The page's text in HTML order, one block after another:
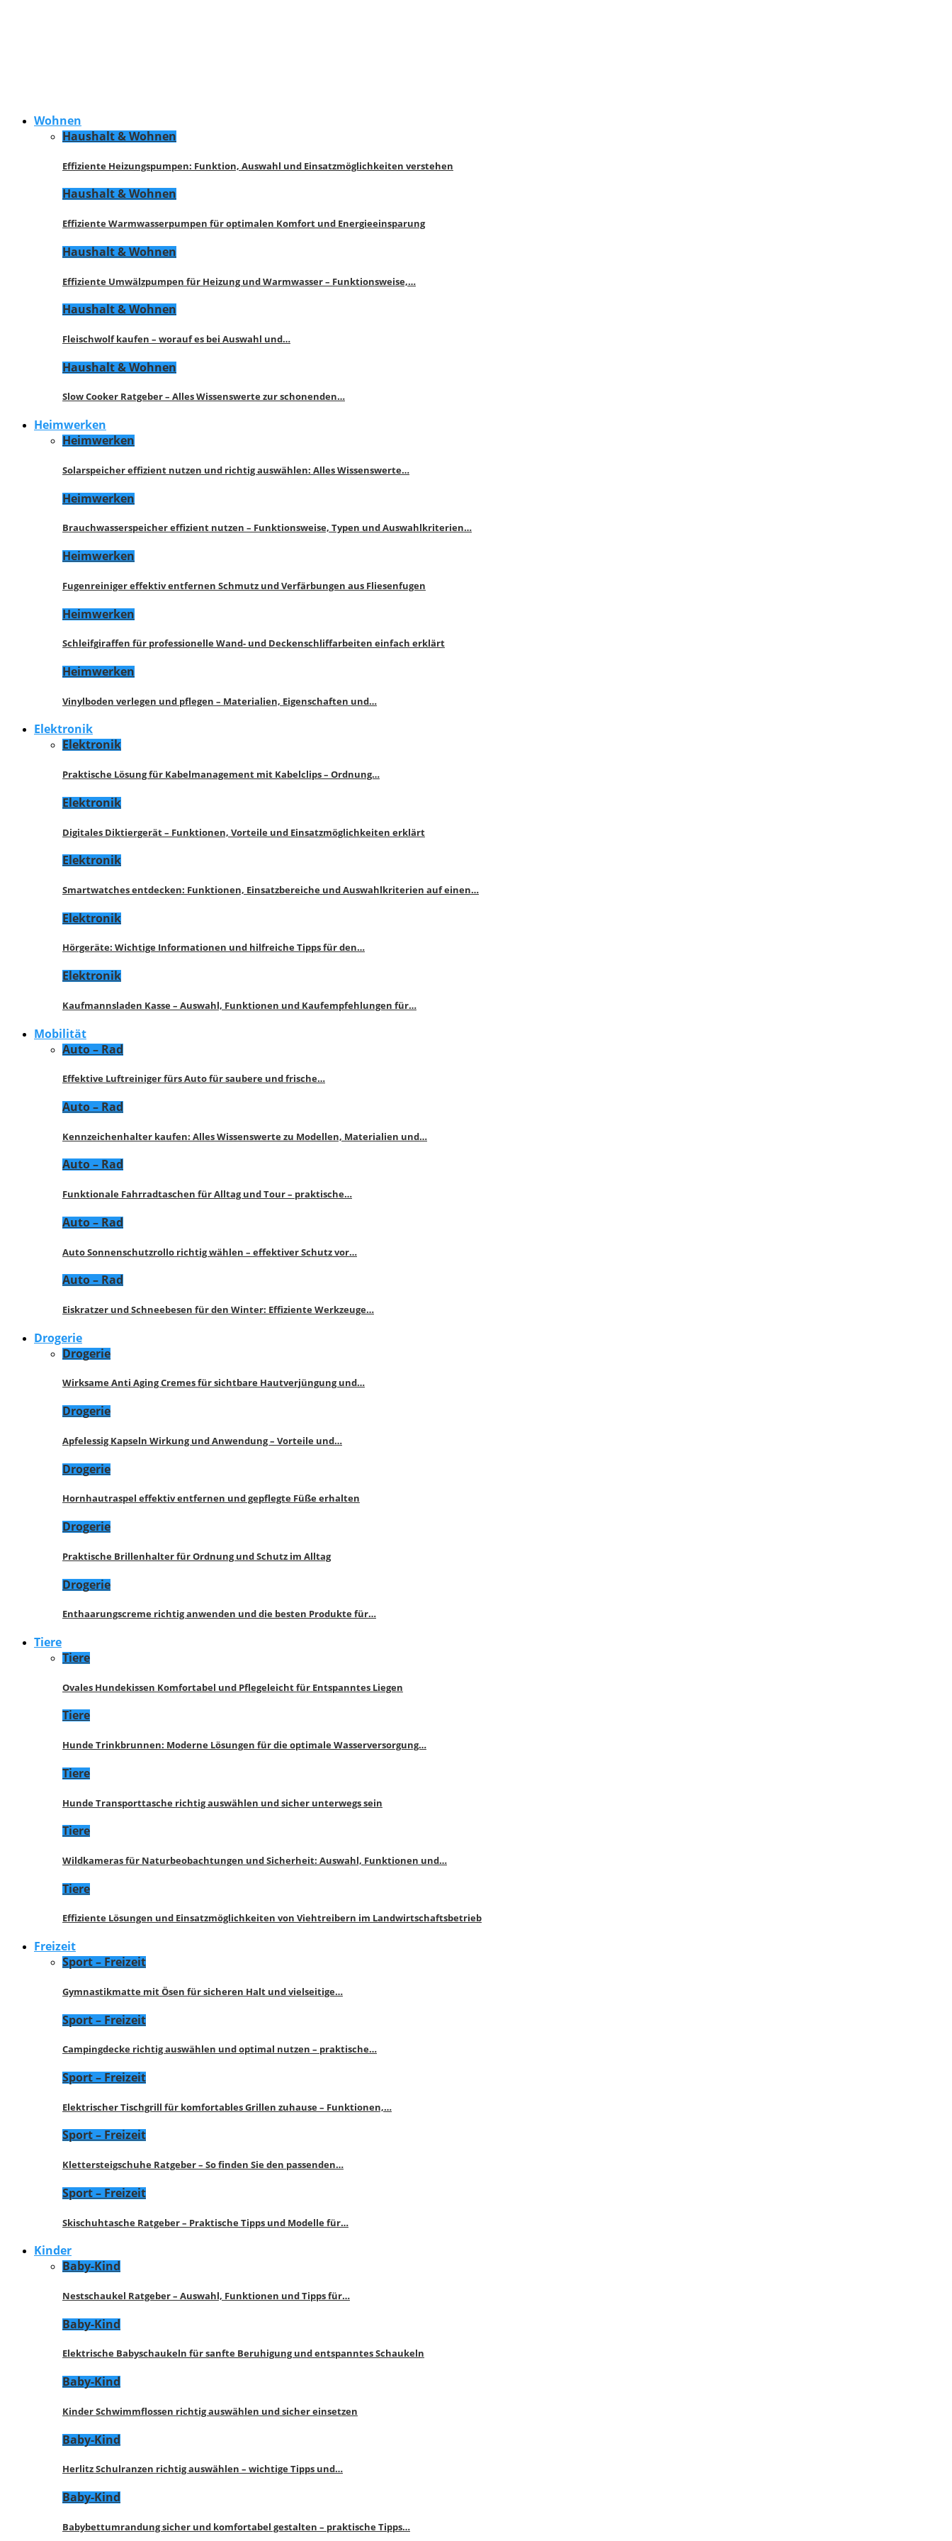
Wohnen
Haushalt & Wohnen
Effiziente Heizungspumpen: Funktion, Auswahl und Einsatzmöglichkeiten verstehen
Haushalt & Wohnen
Effiziente Warmwasserpumpen für optimalen Komfort und Energieeinsparung
Haushalt & Wohnen
Effiziente Umwälzpumpen für Heizung und Warmwasser – Funktionsweise,…
Haushalt & Wohnen
Fleischwolf kaufen – worauf es bei Auswahl und…
Haushalt & Wohnen
Slow Cooker Ratgeber – Alles Wissenswerte zur schonenden…
Heimwerken
Heimwerken
Solarspeicher effizient nutzen und richtig auswählen: Alles Wissenswerte…
Heimwerken
Brauchwasserspeicher effizient nutzen – Funktionsweise, Typen und Auswahlkriterien…
Heimwerken
Fugenreiniger effektiv entfernen Schmutz und Verfärbungen aus Fliesenfugen
Heimwerken
Schleifgiraffen für professionelle Wand- und Deckenschliffarbeiten einfach erklärt
Heimwerken
Vinylboden verlegen und pflegen – Materialien, Eigenschaften und…
Elektronik
Elektronik
Praktische Lösung für Kabelmanagement mit Kabelclips – Ordnung…
Elektronik
Digitales Diktiergerät – Funktionen, Vorteile und Einsatzmöglichkeiten erklärt
Elektronik
Smartwatches entdecken: Funktionen, Einsatzbereiche und Auswahlkriterien auf einen…
Elektronik
Hörgeräte: Wichtige Informationen und hilfreiche Tipps für den…
Elektronik
Kaufmannsladen Kasse – Auswahl, Funktionen und Kaufempfehlungen für…
Mobilität
Auto – Rad
Effektive Luftreiniger fürs Auto für saubere und frische…
Auto – Rad
Kennzeichenhalter kaufen: Alles Wissenswerte zu Modellen, Materialien und…
Auto – Rad
Funktionale Fahrradtaschen für Alltag und Tour – praktische…
Auto – Rad
Auto Sonnenschutzrollo richtig wählen – effektiver Schutz vor…
Auto – Rad
Eiskratzer und Schneebesen für den Winter: Effiziente Werkzeuge…
Drogerie
Drogerie
Wirksame Anti Aging Cremes für sichtbare Hautverjüngung und…
Drogerie
Apfelessig Kapseln Wirkung und Anwendung – Vorteile und…
Drogerie
Hornhautraspel effektiv entfernen und gepflegte Füße erhalten
Drogerie
Praktische Brillenhalter für Ordnung und Schutz im Alltag
Drogerie
Enthaarungscreme richtig anwenden und die besten Produkte für…
Tiere
Tiere
Ovales Hundekissen Komfortabel und Pflegeleicht für Entspanntes Liegen
Tiere
Hunde Trinkbrunnen: Moderne Lösungen für die optimale Wasserversorgung…
Tiere
Hunde Transporttasche richtig auswählen und sicher unterwegs sein
Tiere
Wildkameras für Naturbeobachtungen und Sicherheit: Auswahl, Funktionen und…
Tiere
Effiziente Lösungen und Einsatzmöglichkeiten von Viehtreibern im Landwirtschaftsbetrieb
Freizeit
Sport – Freizeit
Gymnastikmatte mit Ösen für sicheren Halt und vielseitige…
Sport – Freizeit
Campingdecke richtig auswählen und optimal nutzen – praktische…
Sport – Freizeit
Elektrischer Tischgrill für komfortables Grillen zuhause – Funktionen,…
Sport – Freizeit
Klettersteigschuhe Ratgeber – So finden Sie den passenden…
Sport – Freizeit
Skischuhtasche Ratgeber – Praktische Tipps und Modelle für…
Kinder
Baby-Kind
Nestschaukel Ratgeber – Auswahl, Funktionen und Tipps für…
Baby-Kind
Elektrische Babyschaukeln für sanfte Beruhigung und entspanntes Schaukeln
Baby-Kind
Kinder Schwimmflossen richtig auswählen und sicher einsetzen
Baby-Kind
Herlitz Schulranzen richtig auswählen – wichtige Tipps und…
Baby-Kind
Babybettumrandung sicher und komfortabel gestalten – praktische Tipps…